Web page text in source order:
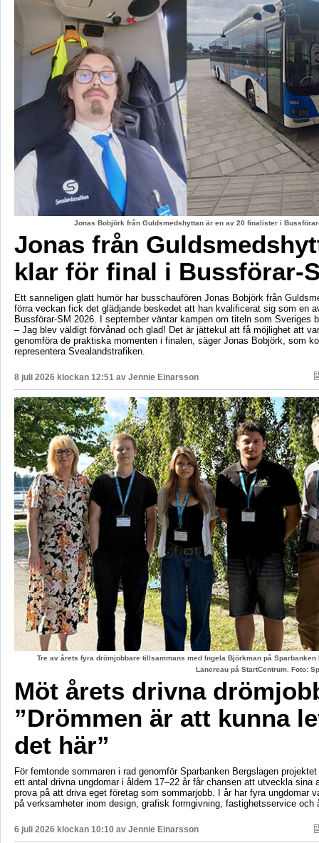
Jonas Bobjörk från Guldsmedshyttan är en av 20 finalister i
Jonas från
klar för final i Bussförar-
Ett sanneligen glatt humör har busschaufören Jonas Bobjörk från
förra veckan fick det glädjande beskedet att han kvalificerat sig som en
Bussförar-SM 2026. I september väntar kampen om titeln som Sveriges
– Jag blev väldigt förvånad och glad! Det är jättekul att få möjlighet att
genomföra de praktiska momenten i finalen, säger Jonas Bobjörk, som
representera Svealandstrafiken.
8 juli 2026 klockan 12:51 av Jennie Einarsson
Tre av årets fyra drömjobbare tillsammans med Ingela Björkman på
Lancreau på StartCentrum. Foto:
Möt årets drivna
”Drömmen är att kunna
det här”
För femtonde sommaren i rad genomför Sparbanken Bergslagen
ett antal drivna ungdomar i åldern 17–22 år får chansen att utveckla sina
prova på att driva eget företag som sommarjobb. I år har fyra ungdomar
på verksamheter inom design, grafisk formgivning, fastighetsservice och
6 juli 2026 klockan 10:10 av Jennie Einarsson